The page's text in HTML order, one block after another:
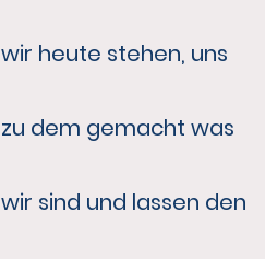
wir heute stehen, uns
zu dem gemacht was
wir sind und lassen den